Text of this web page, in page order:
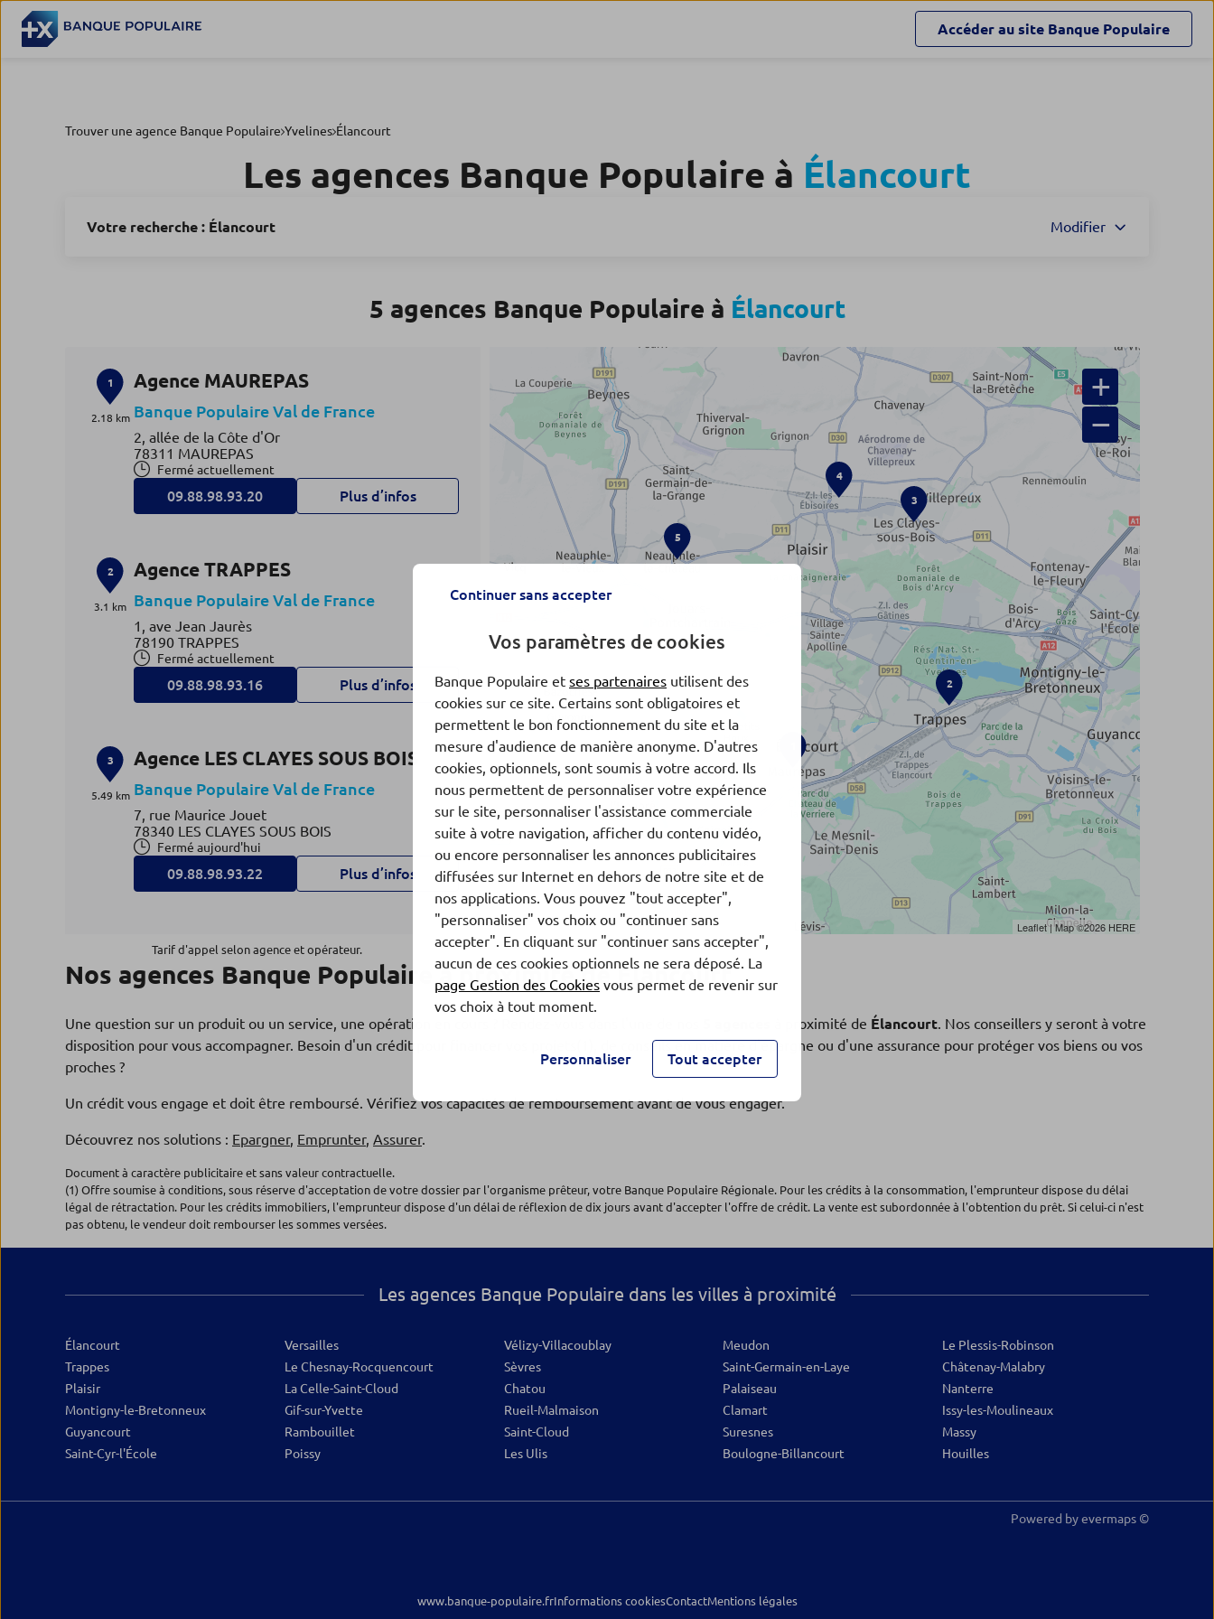
Accéder au site Banque Populaire
Trouver une agence Banque Populaire Yvelines Élancourt
Les agences Banque Populaire à Élancourt
Votre recherche : Élancourt Modifier
5 agences Banque Populaire à Élancourt
1
2.18 km
Agence MAUREPAS
Banque Populaire Val de France
2, allée de la Côte d'Or
78311 MAUREPAS
Fermé actuellement
09.88.98.93.20 Plus d’infos
2
3.1 km
Agence TRAPPES
Banque Populaire Val de France
1, ave Jean Jaurès
78190 TRAPPES
Fermé actuellement
09.88.98.93.16 Plus d’infos
3
5.49 km
Agence LES CLAYES SOUS BOIS
Banque Populaire Val de France
7, rue Maurice Jouet
78340 LES CLAYES SOUS BOIS
Fermé aujourd'hui
09.88.98.93.22 Plus d’infos
5.74 km
Agence PLAISIR
Banque Populaire Val de France
78371 PLAISIR
Fermé actuellement
5
6.06 km
Agence NEAUPHLE LE CHATEAU
Banque Populaire Val de France
8, pl du Marché
78640 NEAUPHLE LE CHATEAU
Fermé actuellement
09.88.98.95.59 Plus d’infos
5
2
4
3
+
−
Leaflet| Map ©2026 HERE
Tarif d'appel selon agence et opérateur.
Nos agences Banque Populaire à proximité de Élancourt
Une question sur un produit ou un service, une opération en cours ? Rendez-vous dans l'une de nos à proximité de Élancourt. Nos conseillers y seront à votre
disposition pour vous accompagner. Besoin d'un crédit pour financer vos projets(1), de conseils en matière d'épargne ou d'une assurance pour protéger vos biens ou vos
proches ?
Un crédit vous engage et doit être remboursé. Vérifiez vos capacités de remboursement avant de vous engager.
Découvrez nos solutions : Epargner, Emprunter, Assurer.
Document à caractère publicitaire et sans valeur contractuelle.
(1) Offre soumise à conditions, sous réserve d'acceptation de votre dossier par l'organisme prêteur, votre Banque Populaire Régionale. Pour les crédits à la consommation, l'emprunteur dispose du délai
légal de rétractation. Pour les crédits immobiliers, l'emprunteur dispose d'un délai de réflexion de dix jours avant d'accepter l'offre de crédit. La vente est subordonnée à l'obtention du prêt. Si celui-ci n'est
pas obtenu, le vendeur doit rembourser les sommes versées.
Les agences Banque Populaire dans les villes à proximité
Élancourt
Trappes
Plaisir
Montigny-le-Bretonneux
Guyancourt
Saint-Cyr-l'École
Versailles
Le Chesnay-Rocquencourt
La Celle-Saint-Cloud
Gif-sur-Yvette
Rambouillet
Poissy
Vélizy-Villacoublay
Sèvres
Chatou
Rueil-Malmaison
Saint-Cloud
Les Ulis
Meudon
Saint-Germain-en-Laye
Palaiseau
Clamart
Suresnes
Boulogne-Billancourt
Le Plessis-Robinson
Châtenay-Malabry
Nanterre
Issy-les-Moulineaux
Massy
Houilles
Powered byevermaps ©
www.banque-populaire.frInformations cookiesContactMentions légales
Continuer sans accepter
Vos paramètres de cookies
Banque Populaire et ses partenaires utilisent des
cookies sur ce site. Certains sont obligatoires et
permettent le bon fonctionnement du site et la
mesure d'audience de manière anonyme. D'autres
cookies, optionnels, sont soumis à votre accord. Ils
nous permettent de personnaliser votre expérience
sur le site, personnaliser l'assistance commerciale
suite à votre navigation, afficher du contenu vidéo,
ou encore personnaliser les annonces publicitaires
diffusées sur Internet en dehors de notre site et de
nos applications. Vous pouvez "tout accepter",
"personnaliser" vos choix ou "continuer sans
accepter". En cliquant sur "continuer sans accepter",
aucun de ces cookies optionnels ne sera déposé. La
page Gestion des Cookies vous permet de revenir sur
vos choix à tout moment.
Personnaliser Tout accepter